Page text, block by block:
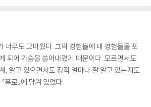
, 오랜 산책, 저녁의 스페인어 수업, 섬의 황량한
언가를 배우고 있다는 느낌이 들었다.
자기 자신의 감정과 몸을 잘 숨기고 살아온 우리
만지고, 저자 자신 역시 숱한 외로움을 온몸으로
있는 오해를 풀고 자신과 화해하고자 한다.
새로운 가능성을 탐색하기로 한 것이다. 우정 관
히 한 필지의 정원을 가꾸는 일은 마치 한 사람의
너무도 고마웠다. 그의 경험들에 내 경험들을 포
되어 가슴을 쓸어내렸기 때문이다. 모르면서도
, 알고 있으면서도 정작 얼마나 잘 알고 있는지도
홀로』에 담겨 있었다.